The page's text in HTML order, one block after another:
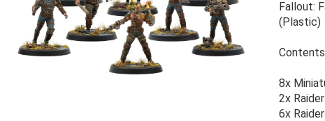
Fallout:
(Plastic)
8x
2x
6x